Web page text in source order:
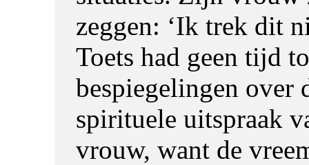
zeggen: ‘Ik trek dit
Toets had geen tijd
bespiegelingen over
spirituele uitspraak
vrouw, want de